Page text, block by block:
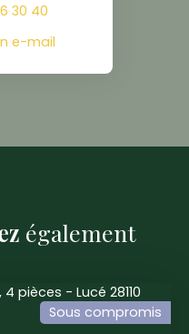
30 40
e-mail
également
Sous compromis